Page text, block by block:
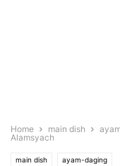
Home main dish
Alamsyach
main dish ayam-daging